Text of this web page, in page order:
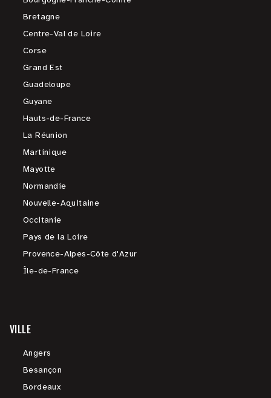
Bretagne
Centre-Val de Loire
Corse
Grand Est
Guadeloupe
Guyane
Hauts-de-France
La Réunion
Martinique
Mayotte
Normandie
Nouvelle-Aquitaine
Occitanie
Pays de la Loire
Provence-Alpes-Côte d'Azur
Île-de-France
VILLE
Angers
Besançon
Bordeaux